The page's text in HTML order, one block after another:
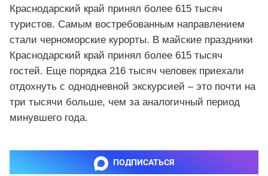
Краснодарский край принял более 615 тысяч
туристов. Самым востребованным направлением
стали черноморские курорты. В майские праздники
Краснодарский край принял более 615 тысяч
гостей. Еще порядка 216 тысяч человек приехали
отдохнуть с однодневной экскурсией – это почти на
три тысячи больше, чем за аналогичный период
минувшего года.
ПОДПИСАТЬСЯ